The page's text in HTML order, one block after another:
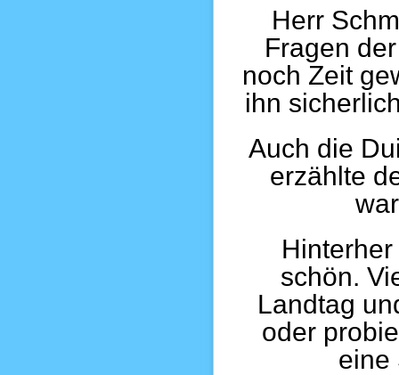
Herr
Fragen
noch Zeit
ihn
Auch die
erzählte
schön.
Landtag
oder
eine